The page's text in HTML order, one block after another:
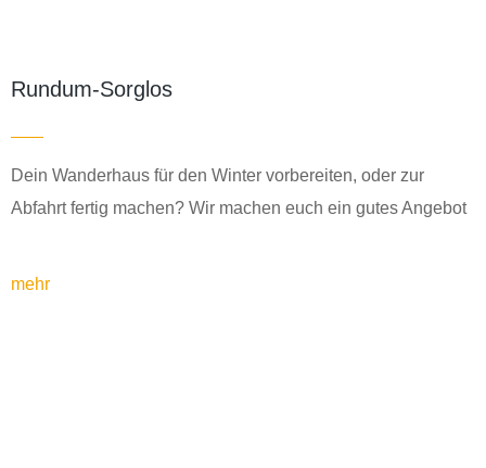
Rundum-Sorglos
Dein Wanderhaus für den Winter vorbereiten, oder zur
Abfahrt fertig machen? Wir machen euch ein gutes Angebot
mehr